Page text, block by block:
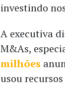
investindo
A executiva
M&As,
milhões
usou